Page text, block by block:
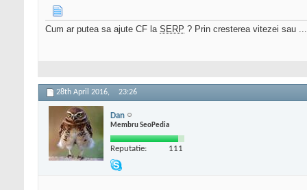
Cum ar putea sa ajute CF la SERP ? Prin cresterea vitezei sau
28th April 2016, 23:26
Dan
Membru SeoPedia
Reputatie: 111